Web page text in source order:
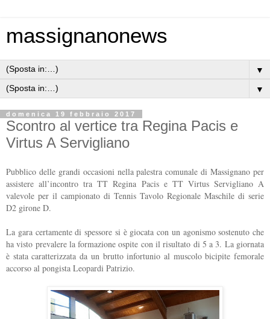
massignanonews
▼
▼
domenica 19 febbraio 2017
Scontro al vertice tra Regina Pacis e
Virtus A Servigliano
Pubblico delle grandi occasioni nella palestra comunale di Massignano per
assistere all’incontro tra TT Regina Pacis e TT Virtus Servigliano A
valevole per il campionato di Tennis Tavolo Regionale Maschile di serie
D2 girone D.
La gara certamente di spessore si è giocata con un agonismo sostenuto che
ha visto prevalere la formazione ospite con il risultato di 5 a 3. La giornata
è stata caratterizzata da un brutto infortunio al muscolo bicipite femorale
accorso al pongista Leopardi Patrizio.